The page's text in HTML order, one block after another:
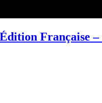
Française